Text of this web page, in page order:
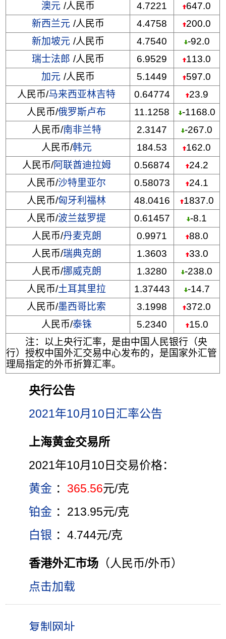
澳元 /人民币 4.7221
647.0
新西兰元 /人民币 4.4758
200.0
新加坡元 /人民币 4.7540
-92.0
瑞士法郎 /人民币 6.9529
113.0
加元 /人民币 5.1449
597.0
人民币/马来西亚林吉特 0.64774
23.9
人民币/俄罗斯卢布 11.1258
-1168.0
人民币/南非兰特 2.3147
-267.0
人民币/韩元 184.53
162.0
人民币/阿联酋迪拉姆 0.56874
24.2
人民币/沙特里亚尔 0.58073
24.1
人民币/匈牙利福林 48.0416
1837.0
人民币/波兰兹罗提 0.61457
-8.1
人民币/丹麦克朗 0.9971
88.0
人民币/瑞典克朗 1.3603
33.0
人民币/挪威克朗 1.3280
-238.0
人民币/土耳其里拉 1.37443
-14.7
人民币/墨西哥比索 3.1998
372.0
人民币/泰铢 5.2340
15.0
注：以上央行汇率，是由中国人民银行（央
行）授权中国外汇交易中心发布的，是国家外汇管
理局指定的外币折算汇率。
央行公告
2021年10月10日汇率公告
上海黄金交易所
2021年10月10日交易价格：
黄金 ： 365.56元/克
铂金 ：213.95元/克
白银 ：4.744元/克
香港外汇市场 （人民币/外币）
点击加载